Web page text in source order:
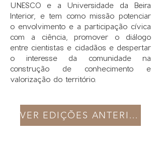
UNESCO e a Universidade da Beira
Interior, e tem como missão potenciar
o envolvimento e a participação cívica
com a ciência, promover o diálogo
entre cientistas e cidadãos e despertar
o interesse da comunidade na
construção de conhecimento e
valorização do território.
VER EDIÇÕES ANTERIORES